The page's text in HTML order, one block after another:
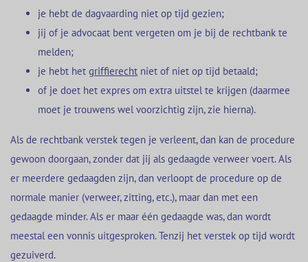
je hebt de dagvaarding niet op tijd gezien;
jij of je advocaat bent vergeten om je bij de rechtbank te
melden;
je hebt het griffierecht niet of niet op tijd betaald;
of je doet het expres om extra uitstel te krijgen (daarmee
moet je trouwens wel voorzichtig zijn, zie hierna).
Als de rechtbank verstek tegen je verleent, dan kan de procedure
gewoon doorgaan, zonder dat jij als gedaagde verweer voert. Als
er meerdere gedaagden zijn, dan verloopt de procedure op de
normale manier (verweer, zitting, etc.), maar dan met een
gedaagde minder. Als er maar één gedaagde was, dan wordt
meestal een vonnis uitgesproken. Tenzij het verstek op tijd wordt
gezuiverd.